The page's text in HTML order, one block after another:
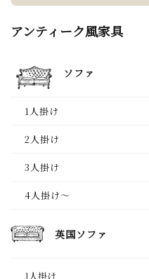
アンティーク風家具
ソファ
1人掛け
2人掛け
3人掛け
4人掛け～
英国ソファ
1人掛け